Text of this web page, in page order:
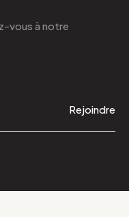
vous à notre
Rejoindre